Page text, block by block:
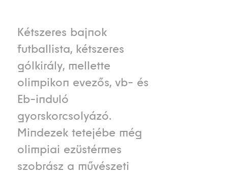
Kétszeres bajnok
futballista, kétszeres
gólkirály, mellette
olimpikon evezős, vb- és
Eb-induló
gyorskorcsolyázó.
Mindezek tetejébe még
olimpiai ezüstérmes
szobrász a művészeti